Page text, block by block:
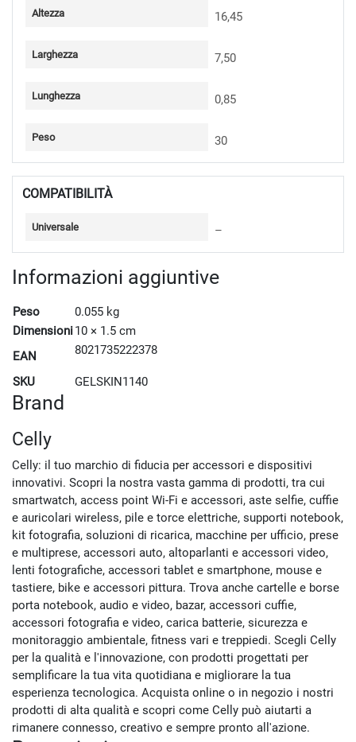
Altezza 16,45
Larghezza 7,50
Lunghezza 0,85
Peso 30
COMPATIBILITÀ
Universale –
Informazioni aggiuntive
Peso
0.055 kg
Dimensioni10 × 1.5 cm
EAN
8021735222378
SKU GELSKIN1140
Brand
Celly
Celly: il tuo marchio di fiducia per accessori e dispositivi
innovativi. Scopri la nostra vasta gamma di prodotti, tra cui
smartwatch, access point Wi-Fi e accessori, aste selfie, cuffie
e auricolari wireless, pile e torce elettriche, supporti notebook,
kit fotografia, soluzioni di ricarica, macchine per ufficio, prese
e multiprese, accessori auto, altoparlanti e accessori video,
lenti fotografiche, accessori tablet e smartphone, mouse e
tastiere, bike e accessori pittura. Trova anche cartelle e borse
porta notebook, audio e video, bazar, accessori cuffie,
accessori fotografia e video, carica batterie, sicurezza e
monitoraggio ambientale, fitness vari e treppiedi. Scegli Celly
per la qualità e l'innovazione, con prodotti progettati per
semplificare la tua vita quotidiana e migliorare la tua
esperienza tecnologica. Acquista online o in negozio i nostri
prodotti di alta qualità e scopri come Celly può aiutarti a
rimanere connesso, creativo e sempre pronto all'azione.